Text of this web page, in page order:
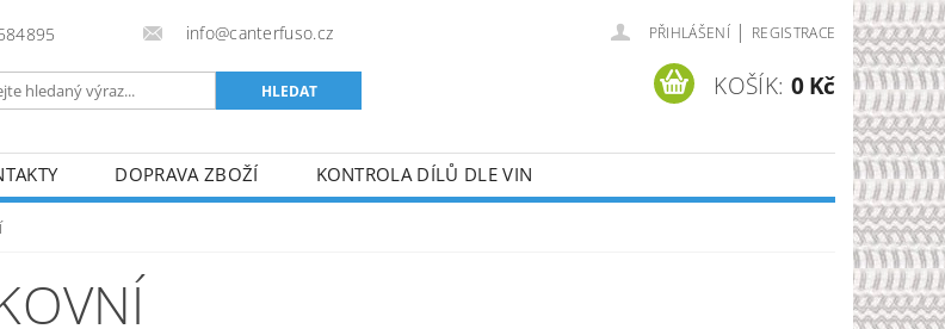
info@canterfuso.cz PŘIHLÁŠENÍ | REGISTRACE
KOŠÍK: 0 Kč
DOPRAVA ZBOŽÍ
KONTROLA DÍLŮ DLE VIN